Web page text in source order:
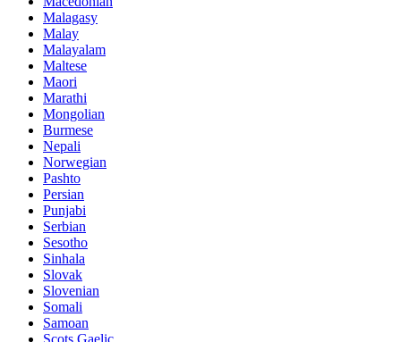
Malagasy
Malay
Malayalam
Maltese
Maori
Marathi
Mongolian
Burmese
Nepali
Norwegian
Pashto
Persian
Punjabi
Serbian
Sesotho
Sinhala
Slovak
Slovenian
Somali
Samoan